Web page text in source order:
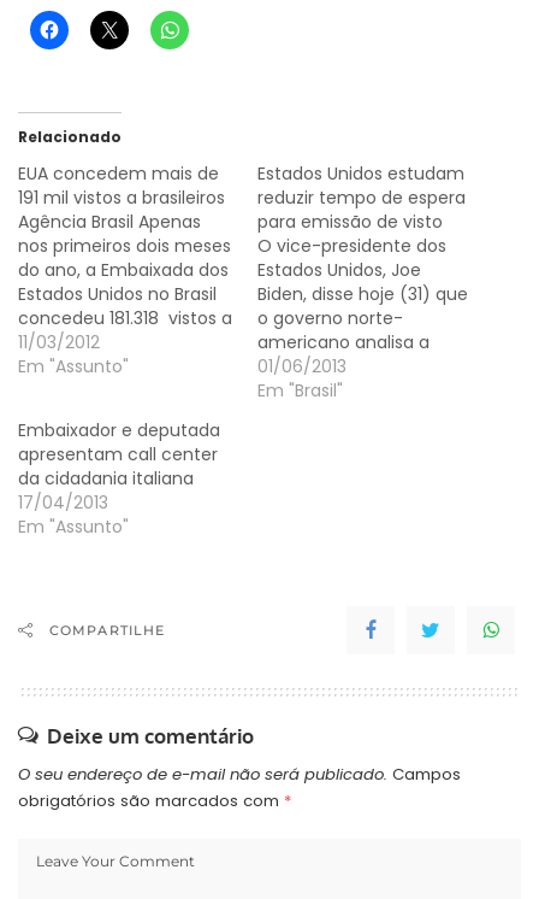
Relacionado
EUA concedem mais de
191 mil vistos a brasileiros
Agência Brasil Apenas
nos primeiros dois meses
do ano, a Embaixada dos
Estados Unidos no Brasil
concedeu 181.318 vistos a
brasileiros que querem ir
para cidades norte-
emite autorizações é o
de São Paulo, registrando
média de 2.236 vistos
concedidos por dia. O
tempo de espera…
11/03/2012
Em "Assunto"
Estados Unidos estudam
reduzir tempo de espera
para emissão de visto
O vice-presidente dos
Estados Unidos, Joe
Biden, disse hoje (31) que
o governo norte-
americano analisa a
possibilidade de
flexibilizar a concessão
Shannon, para…
01/06/2013
Em "Brasil"
Embaixador e deputada
apresentam call center
da cidadania italiana
17/04/2013
Em "Assunto"
COMPARTILHE
Deixe um comentário
O seu endereço de e-mail não será publicado. Campos
obrigatórios são marcados com *